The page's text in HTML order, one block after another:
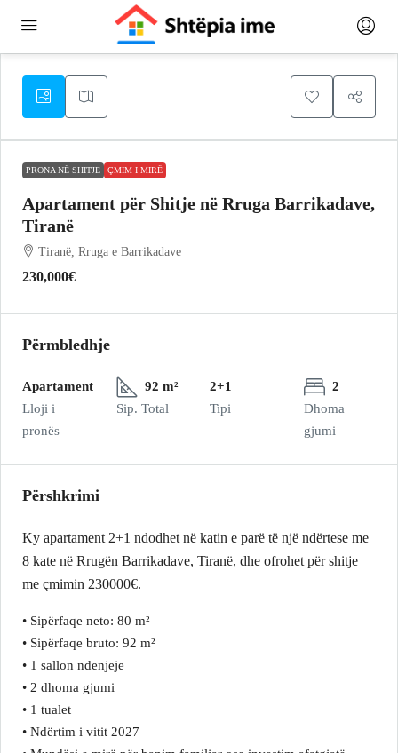
PRONA NË SHITJE ÇMIM I MIRË
Apartament për Shitje në Rruga Barrikadave,
Tiranë
Tiranë, Rruga e Barrikadave
230,000€
Përmbledhje
Apartament
Lloji i
pronës
92 m²
Sip. Total
2+1
Tipi
2
Dhoma
gjumi
Përshkrimi
Ky apartament 2+1 ndodhet në katin e parë të një ndërtese me
8 kate në Rrugën Barrikadave, Tiranë, dhe ofrohet për shitje
me çmimin 230000€.
• Sipërfaqe neto: 80 m²
• Sipërfaqe bruto: 92 m²
• 1 sallon ndenjeje
• 2 dhoma gjumi
• 1 tualet
• Ndërtim i vitit 2027